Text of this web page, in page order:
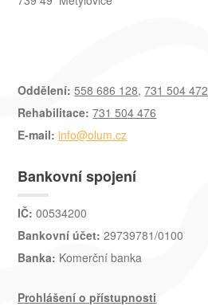
Oddělení: 558 686 128,731 504 472
Rehabilitace: 731 504 476
E-mail: info@olum.cz
Bankovní spojení
IČ: 00534200
Bankovní účet: 29739781/0100
Banka: Komerční banka
Prohlášení o přístupnosti